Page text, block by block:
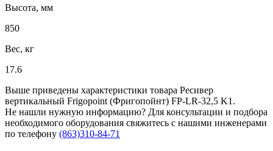
Высота, мм
850
Вес, кг
17.6
Выше приведены характеристики товара Ресивер
вертикальный Frigopoint (Фригопойнт) FP-LR-32,5 K1.
Не нашли нужную информацию? Для консультации и подбора
необходимого оборудования свяжитесь с нашими инженерами
по телефону (863)310-84-71